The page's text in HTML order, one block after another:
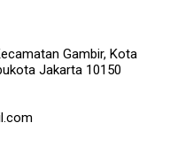
Gambir, Kota
Jakarta 10150